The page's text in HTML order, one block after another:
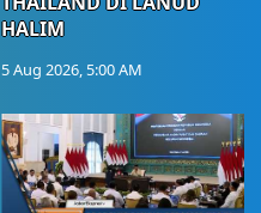
HALIM
5 Aug 2026, 5:00 AM